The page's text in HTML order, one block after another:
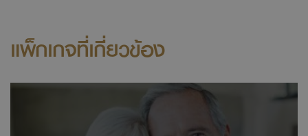
แพ็กเกจที่เกี่ยวข้อง